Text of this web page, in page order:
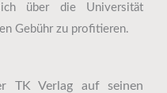
über die Universität
Gebühr zu profitieren.
TK Verlag auf seinen